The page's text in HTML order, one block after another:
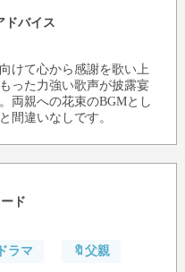
ドバイス
けて心から感謝を歌い上
った力強い歌声が披露宴
両親への花束のBGMとし
間違いなしです。
ド
ラマ 🔖父親